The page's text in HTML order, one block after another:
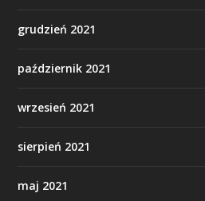
grudzień 2021
październik 2021
wrzesień 2021
sierpień 2021
maj 2021